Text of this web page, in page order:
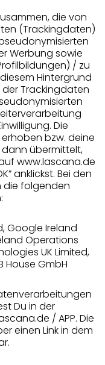
die von
(Trackingdaten)
Werbung sowie
/ zu
Hintergrund
Trackingdaten
Die
bzw. deine
übermittelt,
www.lascana.de
anklickst. Bei den
die folgenden
Google Ireland
Operations
UK Limited,
House GmbH
Du in der
/ APP. Die
einen Link in dem